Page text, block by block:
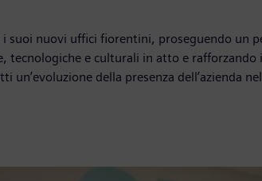
i suoi nuovi uffici fiorentini, proseguendo un
tecnologiche e culturali in atto e
un’evoluzione della presenza dell’azienda